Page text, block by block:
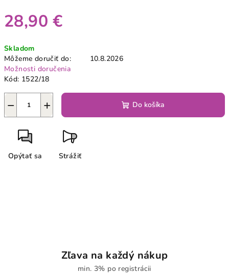
28,90 €
cena:
Skladom
Môžeme doručiť do:
10.8.2026
Možnosti doručenia
Kód: 1522/18
+
− Do košíka
Opýtať sa Strážiť
Zľava na každý nákup
min. 3% po registrácii